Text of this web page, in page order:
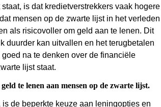
is dat kredietverstrekkers vaak hogere
mensen op de zwarte lijst in het verleden
als risicovoller om geld aan te lenen. Dit
duurder kan uitvallen en het terugbetalen
na te denken over de financiële
lijst staat.
te lenen aan mensen op de zwarte lijst.
de beperkte keuze aan leningopties en